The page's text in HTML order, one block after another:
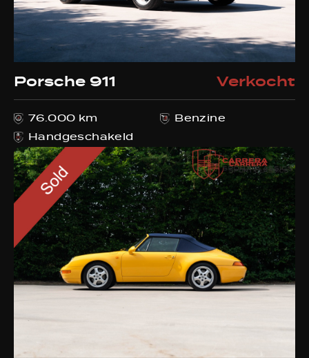
Porsche 911 Verkocht
76.000 km
Benzine
Handgeschakeld